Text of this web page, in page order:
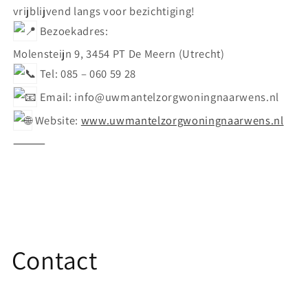
vrijblijvend langs voor bezichtiging!
Bezoekadres:
Molensteijn 9, 3454 PT De Meern (Utrecht)
Tel: 085 – 060 59 28
Email: info@uwmantelzorgwoningnaarwens.nl
Website: www.uwmantelzorgwoningnaarwens.nl
⸻
Contact